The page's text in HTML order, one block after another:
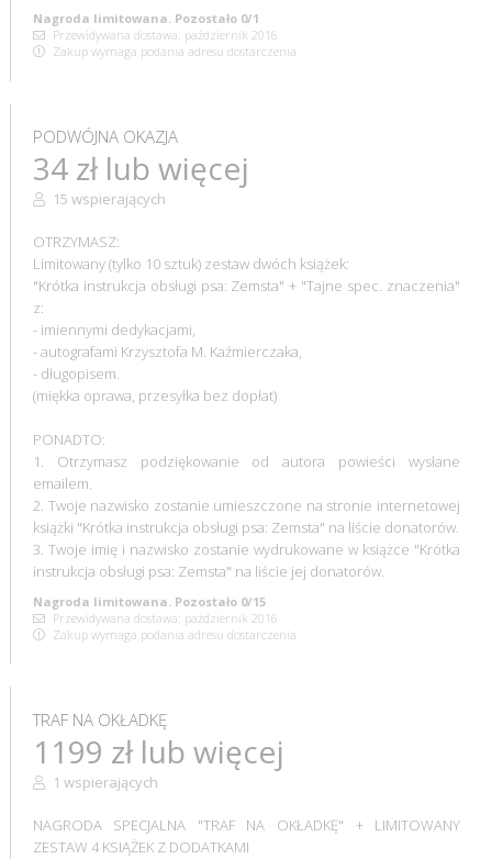
Nagroda limitowana. Pozostało 0/1
Przewidywana dostawa: październik 2016
Zakup wymaga podania adresu dostarczenia
PODWÓJNA OKAZJA
34 zł lub więcej
15 wspierających
OTRZYMASZ:
Limitowany (tylko 10 sztuk) zestaw dwóch książek:
"Krótka instrukcja obsługi psa: Zemsta" + "Tajne spec. znaczenia"
z:
- imiennymi dedykacjami,
- autografami Krzysztofa M. Kaźmierczaka,
- długopisem.
(miękka oprawa, przesyłka bez dopłat)
PONADTO:
1. Otrzymasz podziękowanie od autora powieści wysłane
emailem.
2. Twoje nazwisko zostanie umieszczone na stronie internetowej
książki "Krótka instrukcja obsługi psa: Zemsta" na liście donatorów.
3. Twoje imię i nazwisko zostanie wydrukowane w książce "Krótka
instrukcja obsługi psa: Zemsta" na liście jej donatorów.
Nagroda limitowana. Pozostało 0/15
Przewidywana dostawa: październik 2016
Zakup wymaga podania adresu dostarczenia
TRAF NA OKŁADKĘ
1199 zł lub więcej
1 wspierających
NAGRODA SPECJALNA "TRAF NA OKŁADKĘ" + LIMITOWANY
ZESTAW 4 KSIĄŻEK Z DODATKAMI